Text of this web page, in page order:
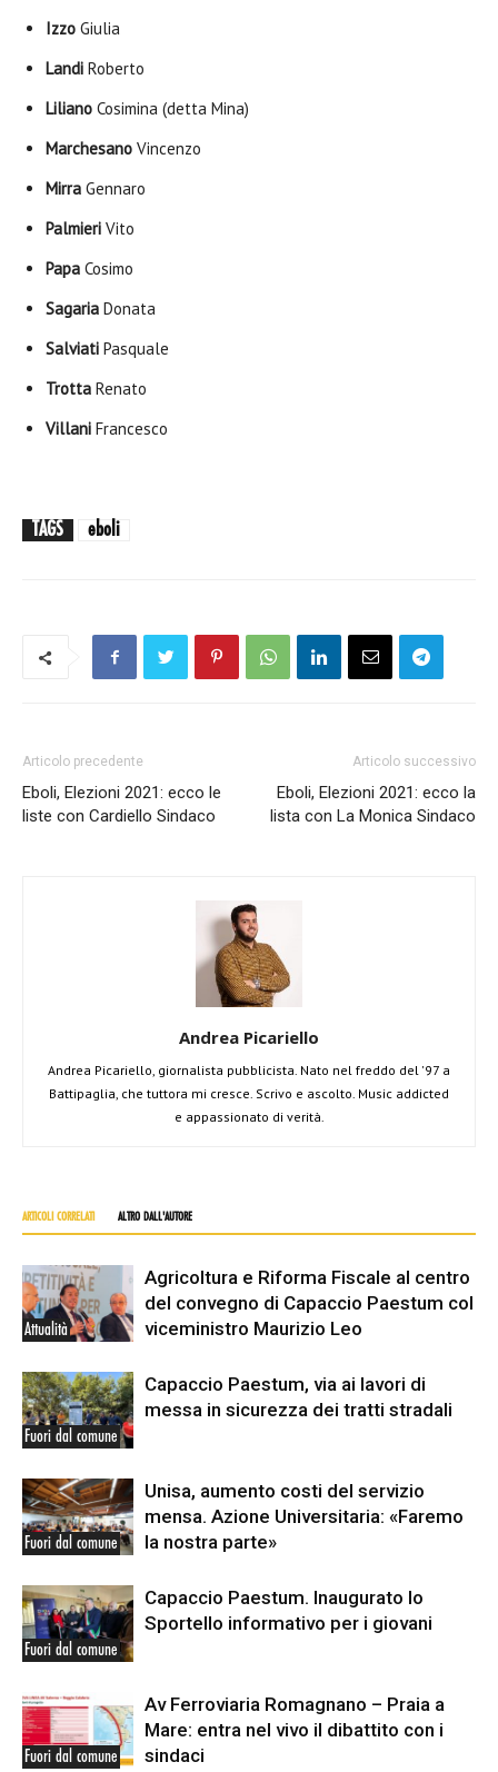
Izzo Giulia
Landi Roberto
Liliano Cosimina (detta Mina)
Marchesano Vincenzo
Mirra Gennaro
Palmieri Vito
Papa Cosimo
Sagaria Donata
Salviati Pasquale
Trotta Renato
Villani Francesco
TAGS eboli
Articolo precedente
Eboli, Elezioni 2021: ecco le
liste con Cardiello Sindaco
Articolo successivo
Eboli, Elezioni 2021: ecco la
lista con La Monica Sindaco
Andrea Picariello
Andrea Picariello, giornalista pubblicista. Nato nel freddo del '97 a
Battipaglia, che tuttora mi cresce. Scrivo e ascolto. Music addicted
e appassionato di verità.
ARTICOLI CORRELATI ALTRO DALL'AUTORE
Attualità
Agricoltura e Riforma Fiscale al centro
del convegno di Capaccio Paestum col
viceministro Maurizio Leo
Fuori dal comune
Capaccio Paestum, via ai lavori di
messa in sicurezza dei tratti stradali
Fuori dal comune
Unisa, aumento costi del servizio
mensa. Azione Universitaria: «Faremo
la nostra parte»
Fuori dal comune
Capaccio Paestum. Inaugurato lo
Sportello informativo per i giovani
Fuori dal comune
Av Ferroviaria Romagnano – Praia a
Mare: entra nel vivo il dibattito con i
sindaci